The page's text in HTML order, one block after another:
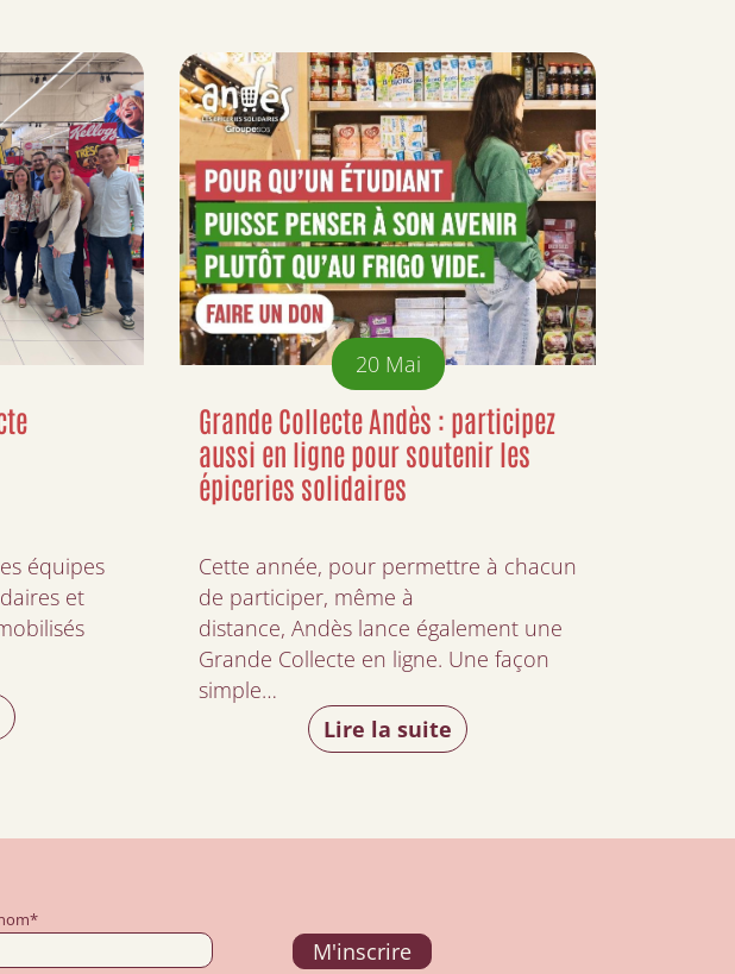
équipes
et
20 Mai
Grande Collecte Andès : participez
aussi en ligne pour soutenir les
épiceries solidaires
Cette année, pour permettre à chacun
de participer, même à
distance, Andès lance également une
Grande Collecte en ligne. Une façon
simple…
Lire la suite